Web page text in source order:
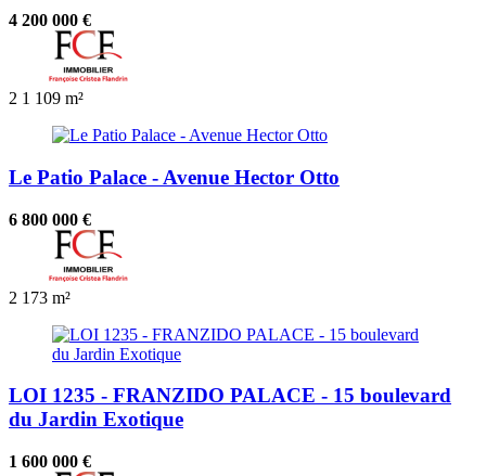
4 200 000 €
2 1 109 m²
Le Patio Palace - Avenue Hector Otto
6 800 000 €
2 173 m²
LOI 1235 - FRANZIDO PALACE - 15 boulevard
du Jardin Exotique
1 600 000 €